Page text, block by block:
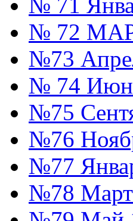
№ 72
№73
№ 74
№75
№76
№77
№78 Март